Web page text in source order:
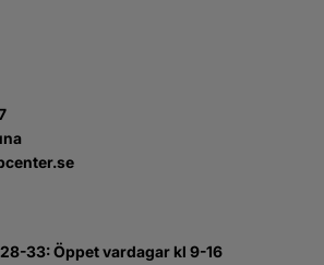
33: Öppet vardagar kl 9-16